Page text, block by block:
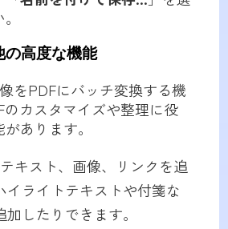
の高度な機能
をPDFにバッチ変換する機
カスタマイズや整理に役
あります。
キスト、画像、リンクを追
イライトテキストや付箋な
したりできます。